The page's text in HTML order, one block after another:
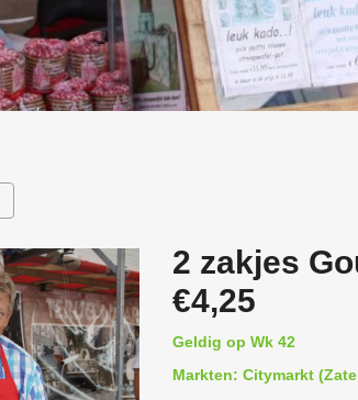
2 zakjes
€4,25
Geldig op Wk 42
Markten: Citymarkt